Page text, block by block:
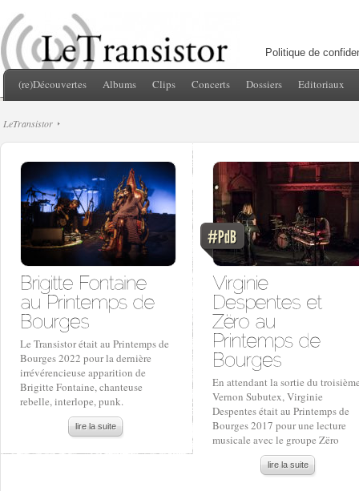
Politique de
(re)Découvertes Albums Clips Concerts Dossiers Editoriaux
LeTransistor
Le Transistor était au Printemps de
Bourges 2022 pour la dernière
irrévérencieuse apparition de
Brigitte Fontaine, chanteuse
rebelle, interlope, punk.
lire la suite
En attendant la sortie du
Vernon Subutex, Virginie
Despentes était au Printemps de
Bourges 2017 pour une lecture
musicale avec le groupe Zëro
lire la suite